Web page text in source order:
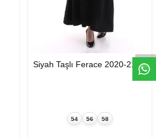
Siyah Taşlı Ferace 2020-21
54 56 58